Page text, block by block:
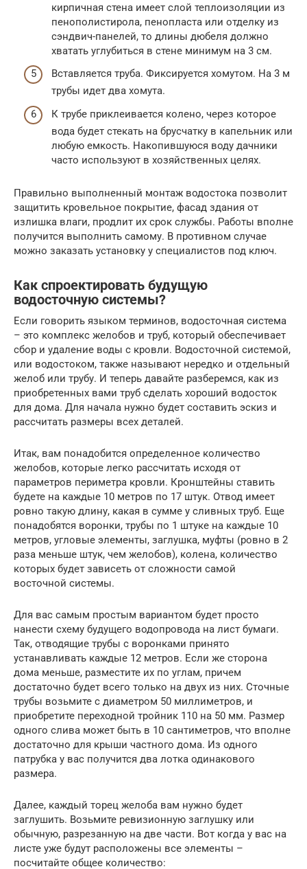
кирпичная стена имеет слой теплоизоляции из
пенополистирола, пенопласта или отделку из
сэндвич-панелей, то длины дюбеля должно
хватать углубиться в стене минимум на 3 см.
Вставляется труба. Фиксируется хомутом. На 3 м
трубы идет два хомута.
К трубе приклеивается колено, через которое
вода будет стекать на брусчатку в капельник или
любую емкость. Накопившуюся воду дачники
часто используют в хозяйственных целях.
Правильно выполненный монтаж водостока позволит
защитить кровельное покрытие, фасад здания от
излишка влаги, продлит их срок службы. Работы вполне
получится выполнить самому. В противном случае
можно заказать установку у специалистов под ключ.
Как спроектировать будущую
водосточную системы?
Если говорить языком терминов, водосточная система
– это комплекс желобов и труб, который обеспечивает
сбор и удаление воды с кровли. Водосточной системой,
или водостоком, также называют нередко и отдельный
желоб или трубу. И теперь давайте разберемся, как из
приобретенных вами труб сделать хороший водосток
для дома. Для начала нужно будет составить эскиз и
рассчитать размеры всех деталей.
Итак, вам понадобится определенное количество
желобов, которые легко рассчитать исходя от
параметров периметра кровли. Кронштейны ставить
будете на каждые 10 метров по 17 штук. Отвод имеет
ровно такую длину, какая в сумме у сливных труб. Еще
понадобятся воронки, трубы по 1 штуке на каждые 10
метров, угловые элементы, заглушка, муфты (ровно в 2
раза меньше штук, чем желобов), колена, количество
которых будет зависеть от сложности самой
восточной системы.
Для вас самым простым вариантом будет просто
нанести схему будущего водопровода на лист бумаги.
Так, отводящие трубы с воронками принято
устанавливать каждые 12 метров. Если же сторона
дома меньше, разместите их по углам, причем
достаточно будет всего только на двух из них. Сточные
трубы возьмите с диаметром 50 миллиметров, и
приобретите переходной тройник 110 на 50 мм. Размер
одного слива может быть в 10 сантиметров, что вполне
достаточно для крыши частного дома. Из одного
патрубка у вас получится два лотка одинакового
размера.
Далее, каждый торец желоба вам нужно будет
заглушить. Возьмите ревизионную заглушку или
обычную, разрезанную на две части. Вот когда у вас на
листе уже будут расположены все элементы –
посчитайте общее количество: